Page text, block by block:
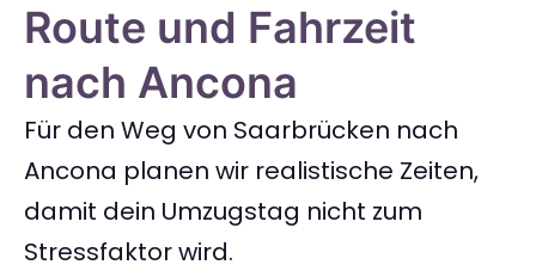
Route und Fahrzeit
nach Ancona
Für den Weg von Saarbrücken nach
Ancona planen wir realistische Zeiten,
damit dein Umzugstag nicht zum
Stressfaktor wird.